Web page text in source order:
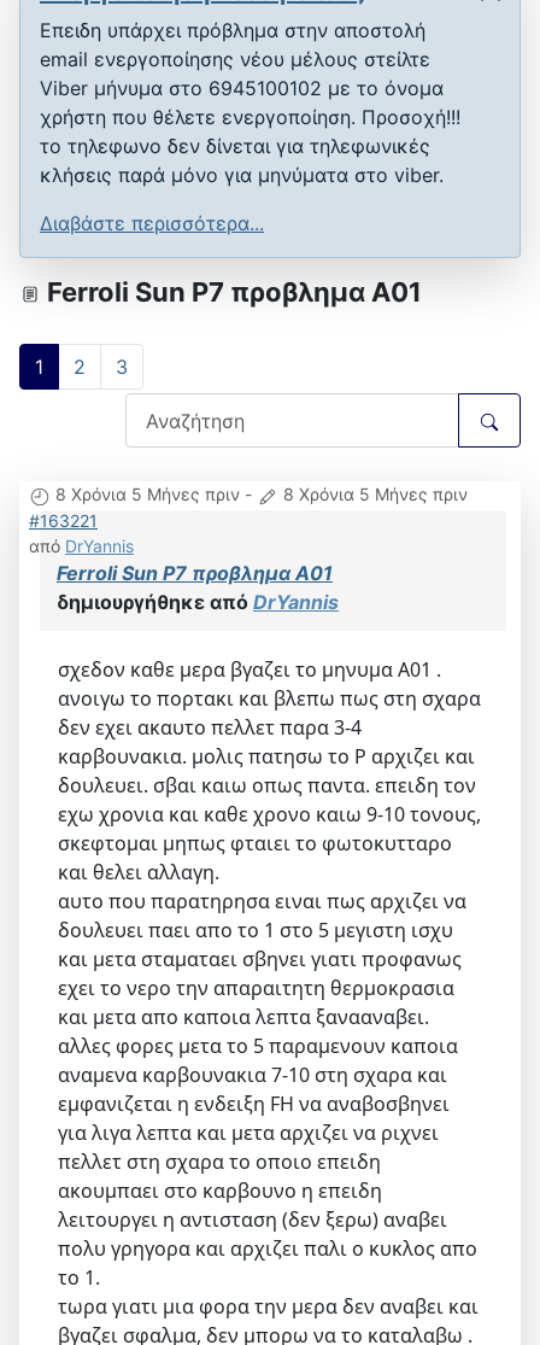
Επειδη υπάρχει πρόβλημα στην αποστολή
email ενεργοποίησης νέου μέλους στείλτε
Viber μήνυμα στο 6945100102 με το όνομα
χρήστη που θέλετε ενεργοποίηση. Προσοχή!!!
το τηλεφωνο δεν δίνεται για τηλεφωνικές
κλήσεις παρά μόνο για μηνύματα στο viber.
Διαβάστε περισσότερα...
Ferroli Sun P7 προβλημα Α01
1 2 3
8 Χρόνια 5 Μήνες πριν -
8 Χρόνια 5 Μήνες πριν
#163221
από DrYannis
Ferroli Sun P7 προβλημα Α01
δημιουργήθηκε από DrYannis
σχεδον καθε μερα βγαζει το μηνυμα Α01 .
ανοιγω το πορτακι και βλεπω πως στη σχαρα
δεν εχει ακαυτο πελλετ παρα 3-4
καρβουνακια. μολις πατησω το Ρ αρχιζει και
δουλευει. σβαι καιω οπως παντα. επειδη τον
εχω χρονια και καθε χρονο καιω 9-10 τονους,
σκεφτομαι μηπως φταιει το φωτοκυτταρο
και θελει αλλαγη.
αυτο που παρατηρησα ειναι πως αρχιζει να
δουλευει παει απο το 1 στο 5 μεγιστη ισχυ
και μετα σταματαει σβηνει γιατι προφανως
εχει το νερο την απαραιτητη θερμοκρασια
και μετα απο καποια λεπτα ξανααναβει.
αλλες φορες μετα το 5 παραμενουν καποια
αναμενα καρβουνακια 7-10 στη σχαρα και
εμφανιζεται η ενδειξη FH να αναβοσβηνει
για λιγα λεπτα και μετα αρχιζει να ριχνει
πελλετ στη σχαρα το οποιο επειδη
ακουμπαει στο καρβουνο η επειδη
λειτουργει η αντισταση (δεν ξερω) αναβει
πολυ γρηγορα και αρχιζει παλι ο κυκλος απο
το 1.
τωρα γιατι μια φορα την μερα δεν αναβει και
βγαζει σφαλμα, δεν μπορω να το καταλαβω .